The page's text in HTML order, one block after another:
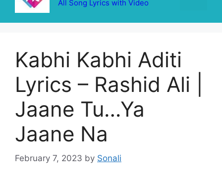
All Song Lyrics with Video
Kabhi Kabhi Aditi
Lyrics – Rashid Ali |
Jaane Tu…Ya
Jaane Na
February 7, 2023 by Sonali